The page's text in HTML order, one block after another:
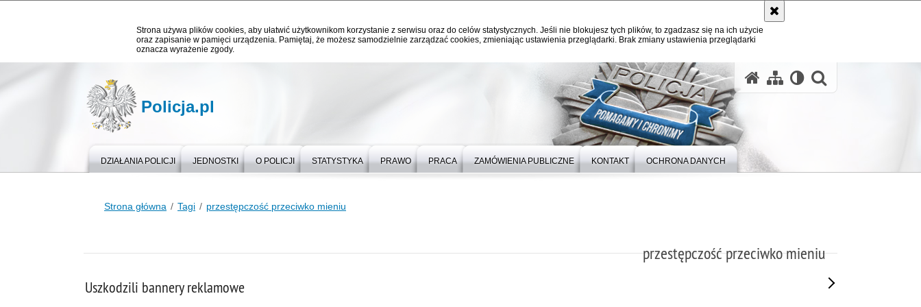
Strona używa plików cookies, aby ułatwić użytkownikom korzystanie z serwisu oraz do celów statystycznych. Jeśli nie blokujesz tych plików, to zgadzasz się na ich użycie
oraz zapisanie w pamięci urządzenia. Pamiętaj, że możesz samodzielnie zarządzać cookies, zmieniając ustawienia przeglądarki. Brak zmiany ustawienia przeglądarki
oznacza wyrażenie zgody.
Policja.pl
DZIAŁANIA POLICJI JEDNOSTKI O POLICJI STATYSTYKA PRAWO PRACA ZAMÓWIENIA PUBLICZNE KONTAKT OCHRONA DANYCH
Strona główna Tagi przestępczość przeciwko mieniu
przestępczość przeciwko mieniu
Uszkodzili bannery reklamowe